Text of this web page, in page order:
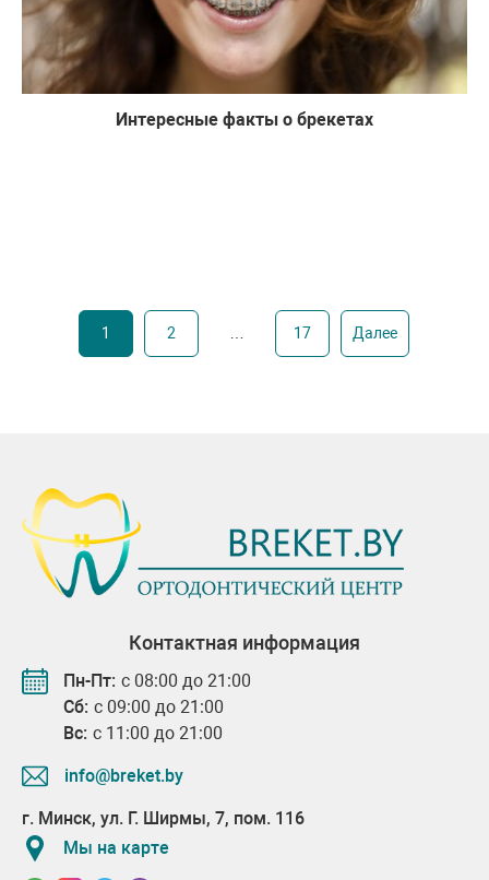
Интересные факты о брекетах
1 2 17 Далее
Контактная информация
Пн-Пт: с 08:00 до 21:00
Сб: с 09:00 до 21:00
Вс: с 11:00 до 21:00
info@breket.by
г. Минск, ул. Г. Ширмы, 7, пом. 116
Мы на карте